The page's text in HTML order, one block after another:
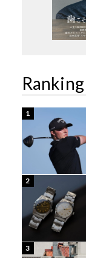
Ranking
1
2
3